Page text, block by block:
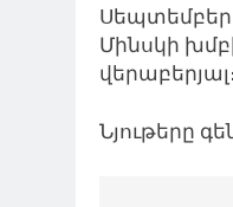
Մինսկի
վերաբերյալ։
Նյութերը